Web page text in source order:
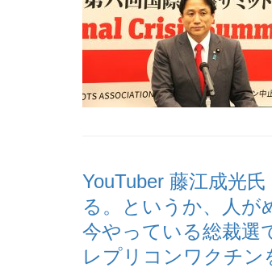
YouTuber 藤江成光
る。というか、人が
今やっている総裁選
レプリコンワクチ